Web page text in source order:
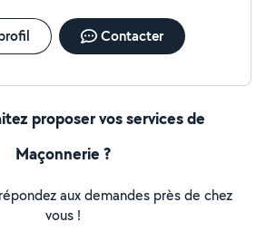
Contacter
proposer vos services de
Maçonnerie ?
aux demandes près de chez
vous !